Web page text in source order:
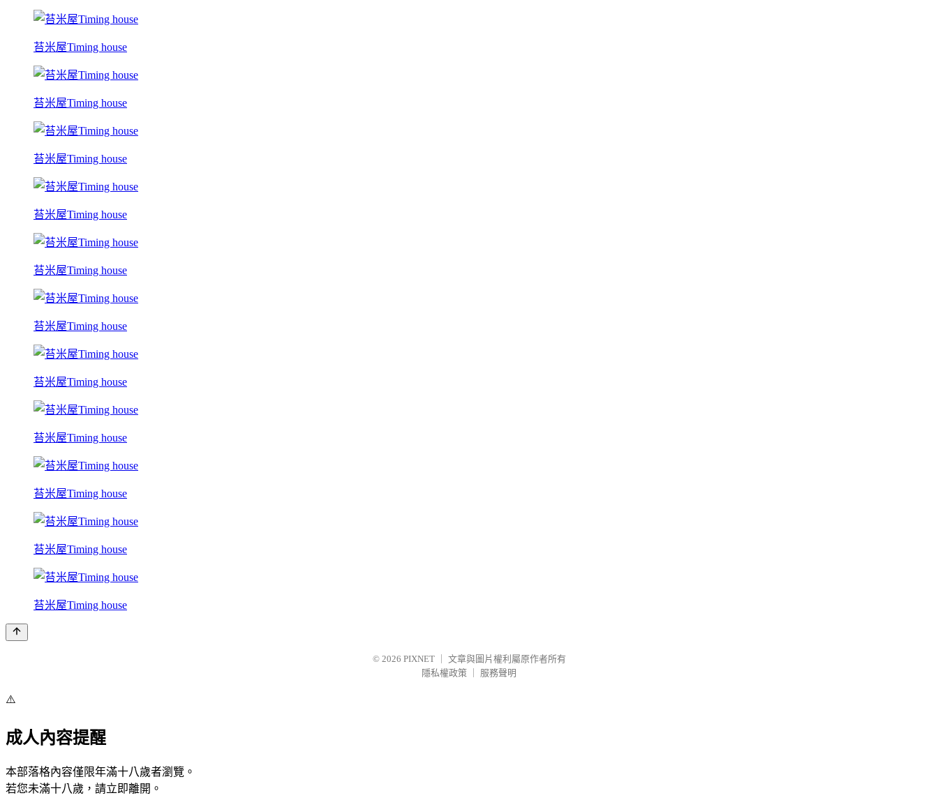
苔米屋Timing house
苔米屋Timing house
苔米屋Timing house
苔米屋Timing house
苔米屋Timing house
苔米屋Timing house
苔米屋Timing house
苔米屋Timing house
苔米屋Timing house
苔米屋Timing house
苔米屋Timing house
© 2026 PIXNET
文章與圖片權利屬原作者所有
隱私權政策
服務聲明
⚠️
成人內容提醒
本部落格內容僅限年滿十八歲者瀏覽。
若您未滿十八歲，請立即離開。